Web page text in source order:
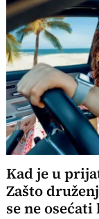
Kad je u
Zašto
se ne